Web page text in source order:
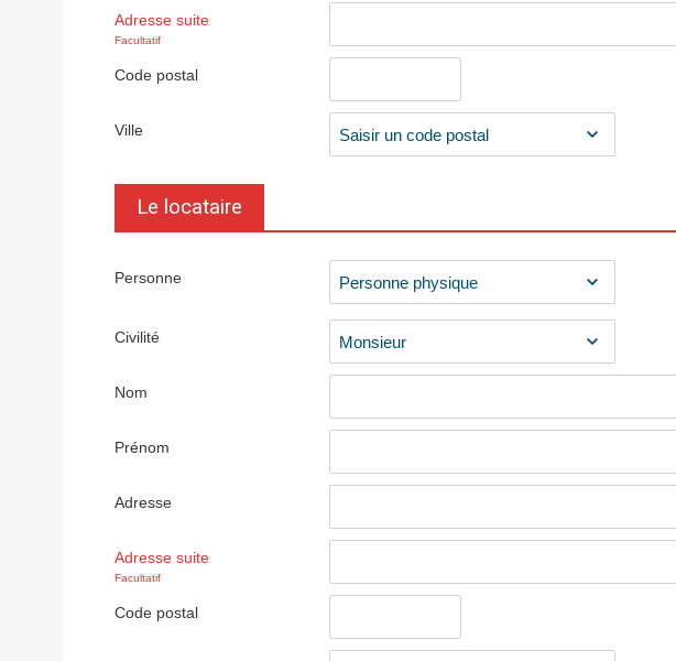
Adresse suite
Facultatif
Code postal
Ville
Le locataire
Personne
Civilité
Nom
Prénom
Adresse
Adresse suite
Facultatif
Code postal